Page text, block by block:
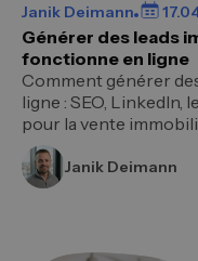
Janik Deimann
Générer des leads
fonctionne en ligne
Comment générer
ligne : SEO, LinkedIn,
pour la vente
Janik Deimann